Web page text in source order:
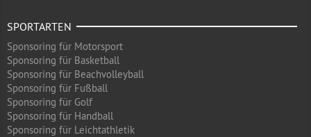
SPORTARTEN
Sponsoring für Motorsport
Sponsoring für Basketball
Sponsoring für Beachvolleyball
Sponsoring für Fußball
Sponsoring für Golf
Sponsoring für Handball
Sponsoring für Leichtathletik